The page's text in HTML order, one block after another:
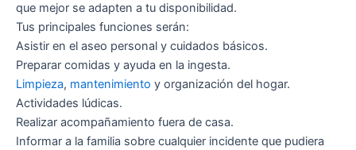
que mejor se adapten a tu disponibilidad.
Tus principales funciones serán:
Asistir en el aseo personal y cuidados básicos.
Preparar comidas y ayuda en la ingesta.
Limpieza, mantenimiento y organización del hogar.
Actividades lúdicas.
Realizar acompañamiento fuera de casa.
Informar a la familia sobre cualquier incidente que pudiera